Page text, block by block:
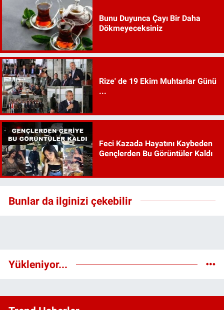
Bunu Duyunca Çayı Bir Daha
Dökmeyeceksiniz
Rize' de 19 Ekim Muhtarlar Günü
...
Feci Kazada Hayatını Kaybeden
Gençlerden Bu Görüntüler Kaldı
Bunlar da ilginizi çekebilir
Yükleniyor...